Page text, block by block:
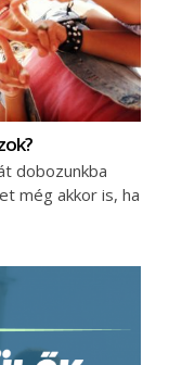
dobozunkba
még akkor is, ha